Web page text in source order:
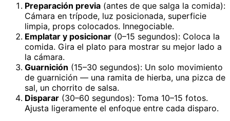
Preparación previa (antes de que salga la comida):
Cámara en trípode, luz posicionada, superficie
limpia, props colocados. Innegociable.
Emplatar y posicionar (0–15 segundos): Coloca la
comida. Gira el plato para mostrar su mejor lado a
la cámara.
Guarnición (15–30 segundos): Un solo movimiento
de guarnición — una ramita de hierba, una pizca de
sal, un chorrito de salsa.
Disparar (30–60 segundos): Toma 10–15 fotos.
Ajusta ligeramente el enfoque entre cada disparo.